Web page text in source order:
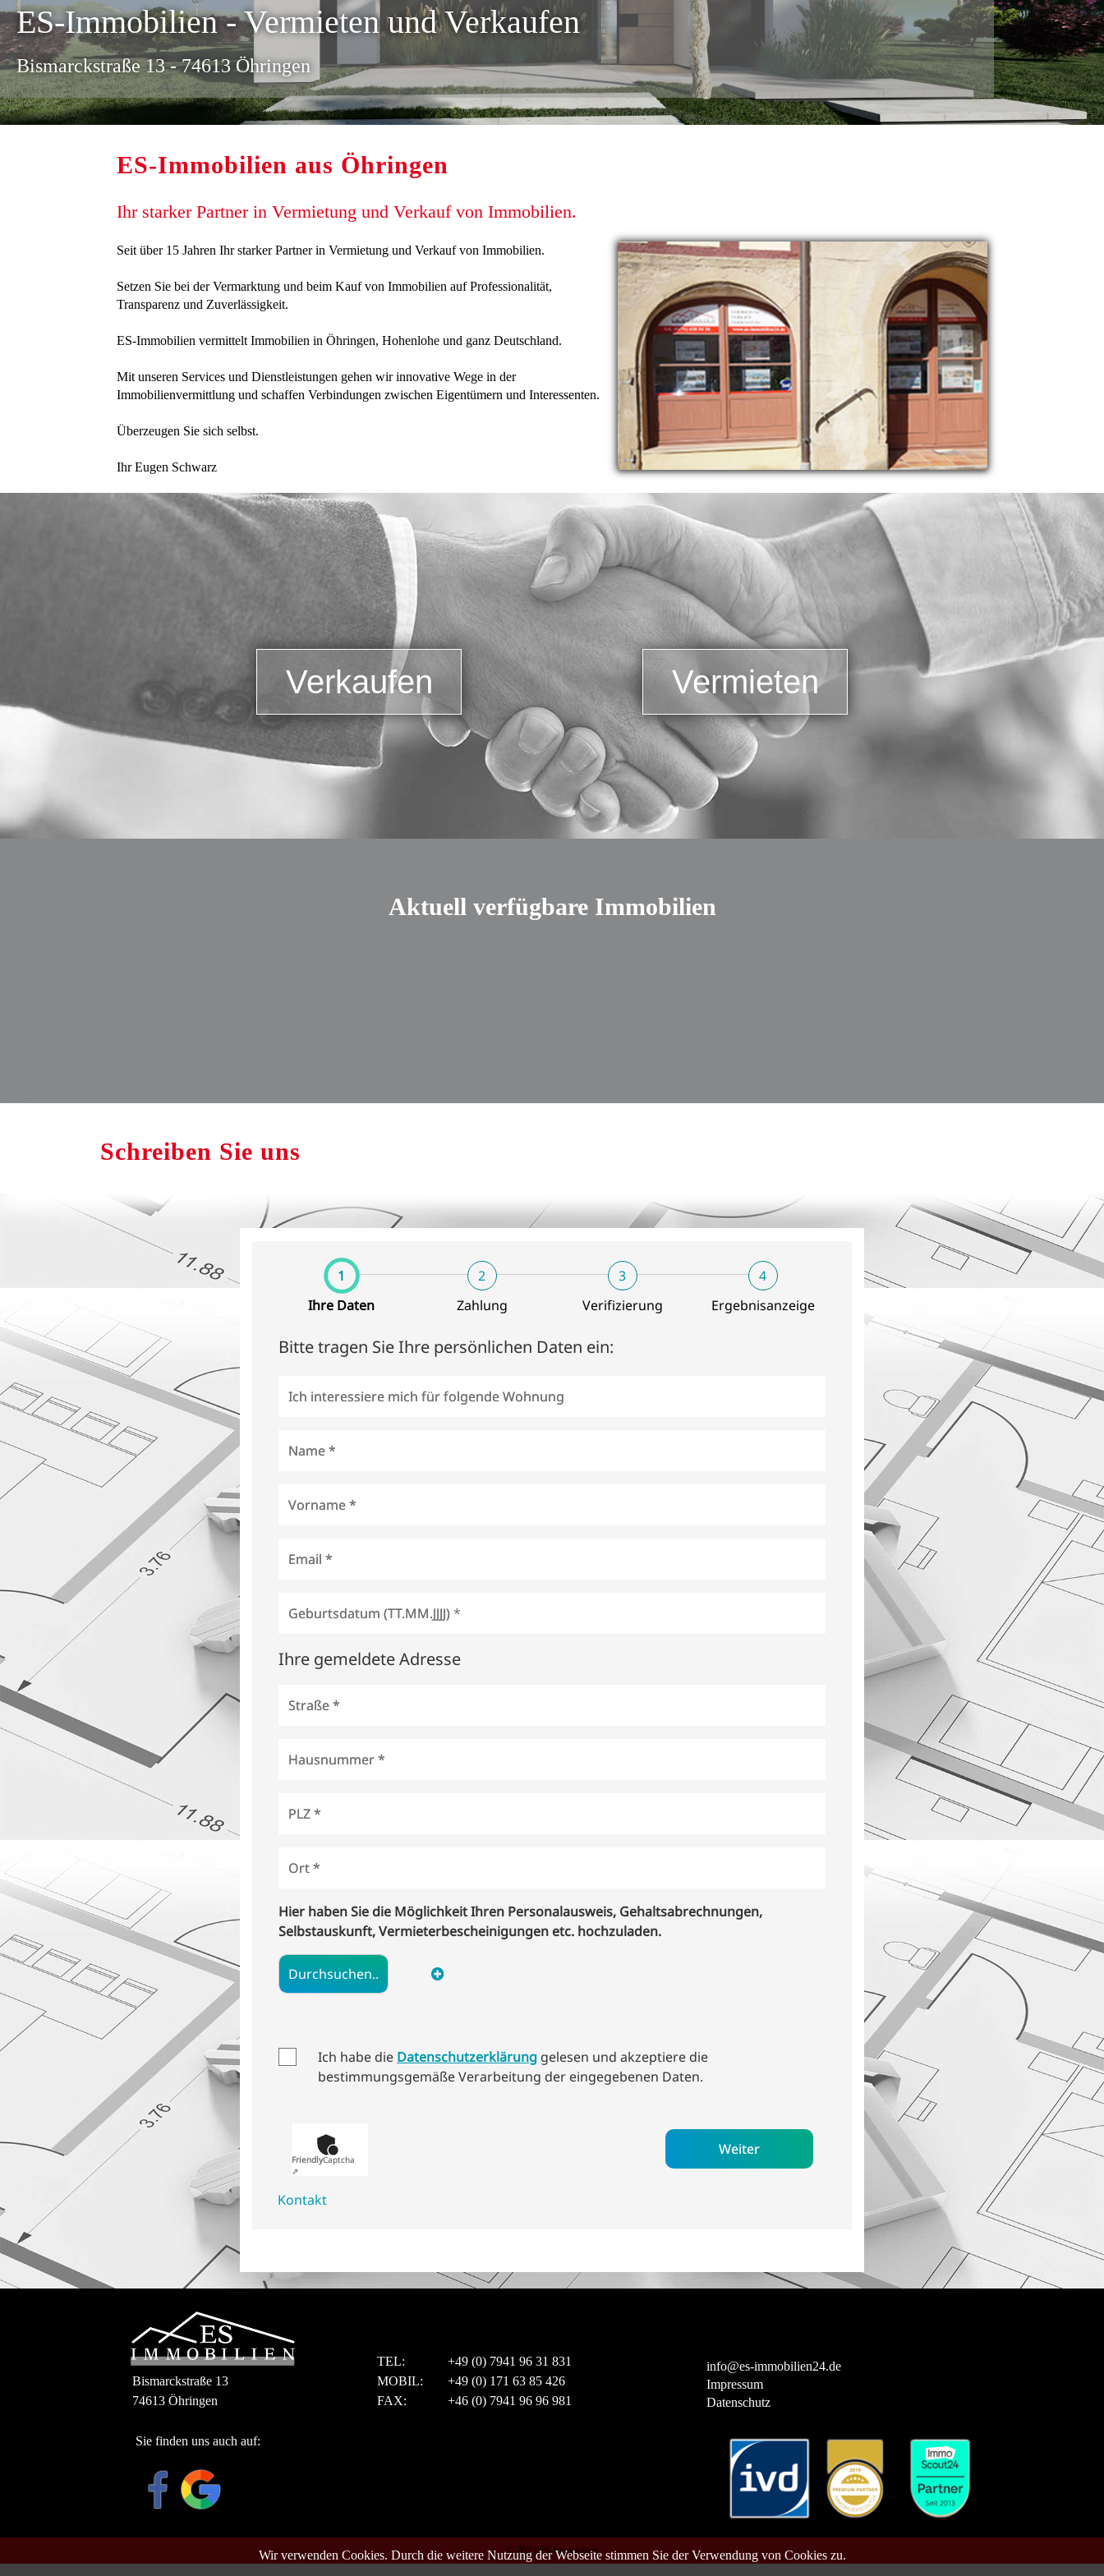
Wir verwenden Cookies. Durch die weitere Nutzung der Webseite stimmen Sie der Verwendung von Cookies zu.
ES-Immobilien - Vermieten und Verkaufen
Bismarckstraße 13 - 74613 Öhringen
ES-Immobilien aus Öhringen
Ihr starker Partner in Vermietung und Verkauf von Immobilien.
Seit über 15 Jahren Ihr starker Partner in Vermietung und Verkauf von Immobilien.
Setzen Sie bei der Vermarktung und beim Kauf von Immobilien auf Professionalität,
Transparenz und Zuverlässigkeit.
ES-Immobilien vermittelt Immobilien in Öhringen, Hohenlohe und ganz Deutschland.
Mit unseren Services und Dienstleistungen gehen wir innovative Wege in der
Immobilienvermittlung und schaffen Verbindungen zwischen Eigentümern und Interessenten.
Überzeugen Sie sich selbst.
Ihr Eugen Schwarz
Verkaufen Vermieten
Aktuell verfügbare Immobilien
Schreiben Sie uns
Bismarckstraße 13
74613 Öhringen
TEL:
+49 (0) 7941 96 31 831
MOBIL:
+49 (0) 171 63 85 426
FAX:
+46 (0) 7941 96 96 981
info@es-immobilien24.de
Impressum
Datenschutz
Sie finden uns auch auf:
© 2023 ES-Immobilien